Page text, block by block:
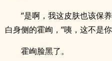
“是啊，我这皮肤也该保
白身侧的霍峋，“咦，这不是
霍峋脸黑了。